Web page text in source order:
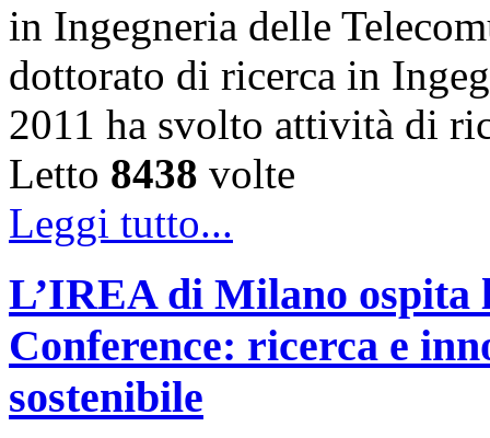
in Ingegneria delle
dottorato di ricerca in
2011 ha svolto attività di
Letto 8438 volte
Leggi tutto...
L’IREA di Milano
Conference: ricerca e
sostenibile